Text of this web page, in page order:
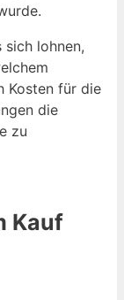
sich lohnen,
Kosten für die
die
zu
Kauf